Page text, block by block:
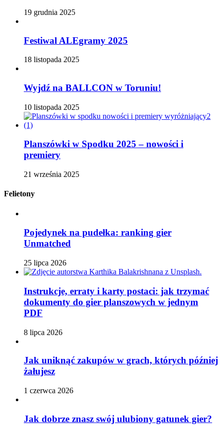
19 grudnia 2025
Festiwal ALEgramy 2025
18 listopada 2025
Wyjdź na BALLCON w Toruniu!
10 listopada 2025
Planszówki w Spodku 2025 – nowości i
premiery
21 września 2025
Felietony
Pojedynek na pudełka: ranking gier
Unmatched
25 lipca 2026
Instrukcje, erraty i karty postaci: jak trzymać
dokumenty do gier planszowych w jednym
PDF
8 lipca 2026
Jak uniknąć zakupów w grach, których później
żałujesz
1 czerwca 2026
Jak dobrze znasz swój ulubiony gatunek gier?